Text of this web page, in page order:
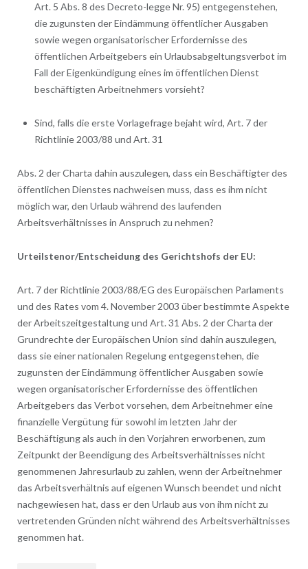
Art. 5 Abs. 8 des Decreto-legge Nr. 95) entgegenstehen,
die zugunsten der Eindämmung öffentlicher Ausgaben
sowie wegen organisatorischer Erfordernisse des
öffentlichen Arbeitgebers ein Urlaubsabgeltungsverbot im
Fall der Eigenkündigung eines im öffentlichen Dienst
beschäftigten Arbeitnehmers vorsieht?
Sind, falls die erste Vorlagefrage bejaht wird, Art. 7 der
Richtlinie 2003/88 und Art. 31
Abs. 2 der Charta dahin auszulegen, dass ein Beschäftigter des
öffentlichen Dienstes nachweisen muss, dass es ihm nicht
möglich war, den Urlaub während des laufenden
Arbeitsverhältnisses in Anspruch zu nehmen?
Urteilstenor/Entscheidung des Gerichtshofs der EU:
Art. 7 der Richtlinie 2003/88/EG des Europäischen Parlaments
und des Rates vom 4. November 2003 über bestimmte Aspekte
der Arbeitszeitgestaltung und Art. 31 Abs. 2 der Charta der
Grundrechte der Europäischen Union sind dahin auszulegen,
dass sie einer nationalen Regelung entgegenstehen, die
zugunsten der Eindämmung öffentlicher Ausgaben sowie
wegen organisatorischer Erfordernisse des öffentlichen
Arbeitgebers das Verbot vorsehen, dem Arbeitnehmer eine
finanzielle Vergütung für sowohl im letzten Jahr der
Beschäftigung als auch in den Vorjahren erworbenen, zum
Zeitpunkt der Beendigung des Arbeitsverhältnisses nicht
genommenen Jahresurlaub zu zahlen, wenn der Arbeitnehmer
das Arbeitsverhältnis auf eigenen Wunsch beendet und nicht
nachgewiesen hat, dass er den Urlaub aus von ihm nicht zu
vertretenden Gründen nicht während des Arbeitsverhältnisses
genommen hat.